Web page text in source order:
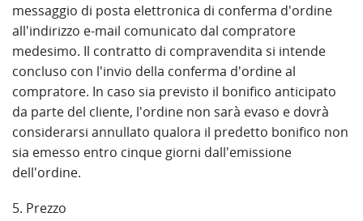
messaggio di posta elettronica di conferma d'ordine
all'indirizzo e-mail comunicato dal compratore
medesimo. Il contratto di compravendita si intende
concluso con l'invio della conferma d'ordine al
compratore. In caso sia previsto il bonifico anticipato
da parte del cliente, l'ordine non sarà evaso e dovrà
considerarsi annullato qualora il predetto bonifico non
sia emesso entro cinque giorni dall'emissione
dell'ordine.
5. Prezzo